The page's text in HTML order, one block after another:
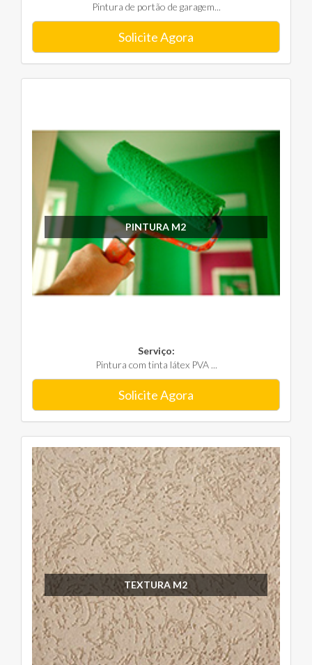
Pintura de portão de garagem...
Solicite Agora
PINTURA M2
Serviço:
Pintura com tinta látex PVA ...
Solicite Agora
TEXTURA M2